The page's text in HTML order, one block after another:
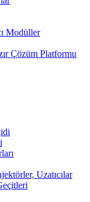
Modüller
Çözüm Platformu
Uzatıcılar